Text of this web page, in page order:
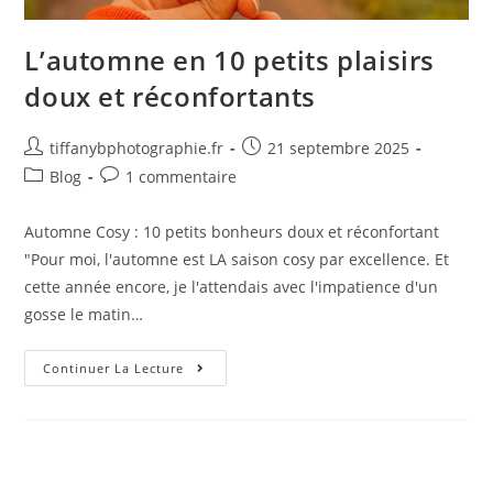
L’automne en 10 petits plaisirs
doux et réconfortants
tiffanybphotographie.fr
21 septembre 2025
Blog
1 commentaire
Automne Cosy : 10 petits bonheurs doux et réconfortant
"Pour moi, l'automne est LA saison cosy par excellence. Et
cette année encore, je l'attendais avec l'impatience d'un
gosse le matin…
Continuer La Lecture